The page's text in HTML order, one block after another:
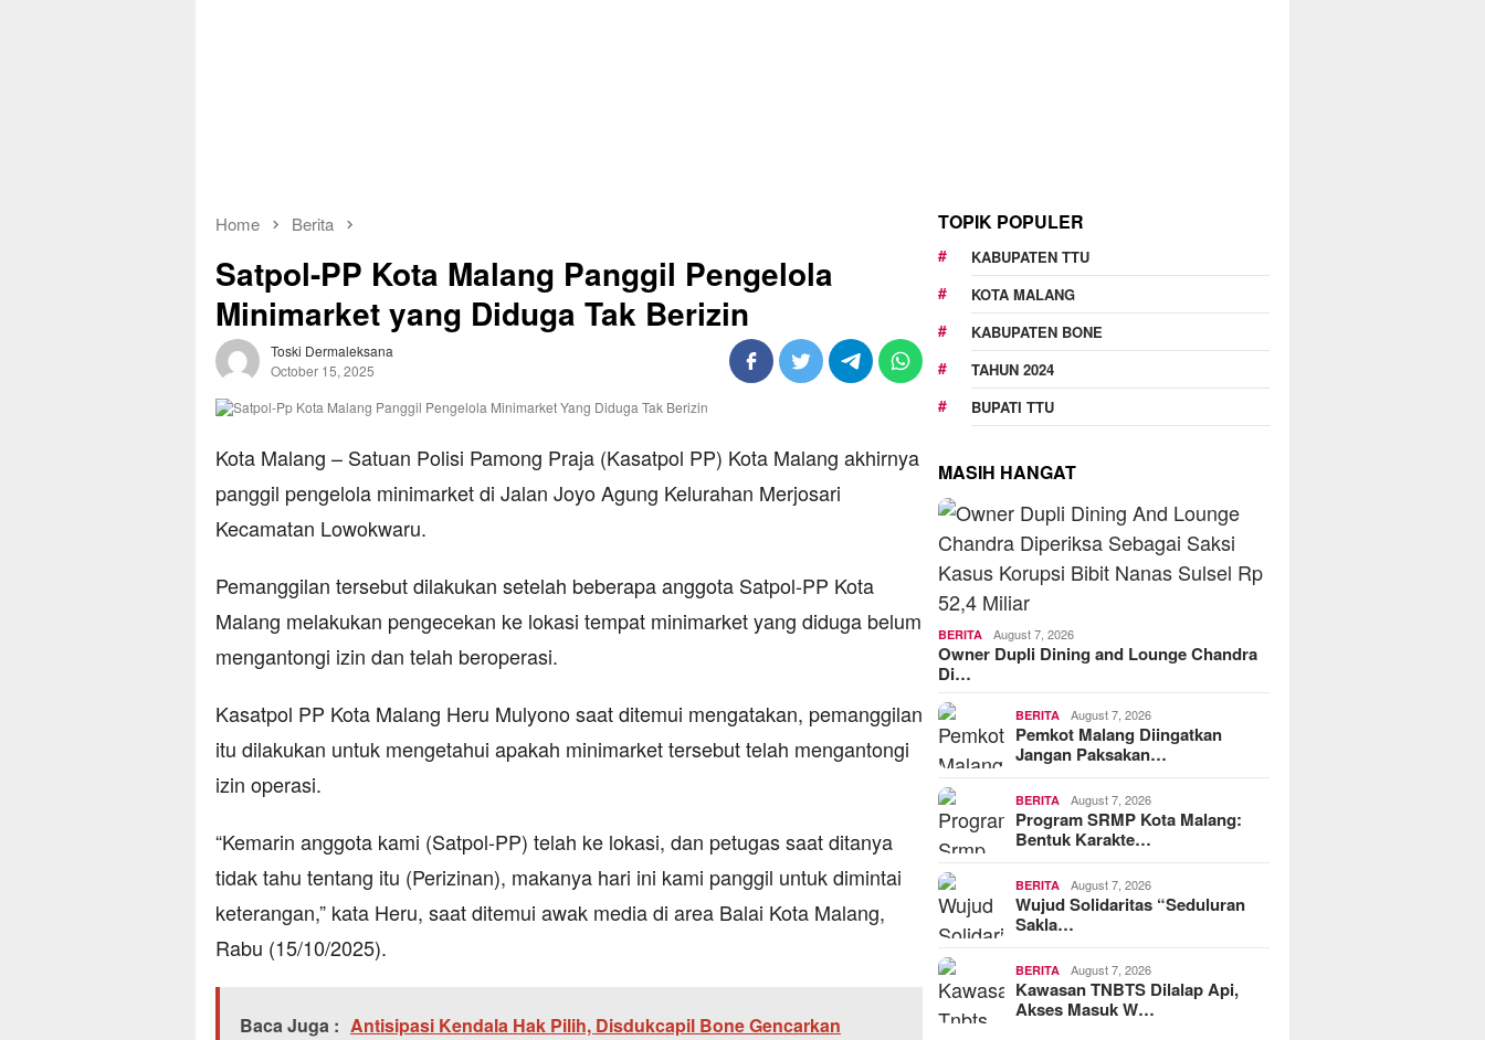
Home Berita
Satpol-PP Kota Malang Panggil Pengelola
Minimarket yang Diduga Tak Berizin
Toski Dermaleksana
October 15, 2025
Kota Malang – Satuan Polisi Pamong Praja (Kasatpol PP) Kota Malang akhirnya
panggil pengelola minimarket di Jalan Joyo Agung Kelurahan Merjosari
Kecamatan Lowokwaru.
Pemanggilan tersebut dilakukan setelah beberapa anggota Satpol-PP Kota
Malang melakukan pengecekan ke lokasi tempat minimarket yang diduga belum
mengantongi izin dan telah beroperasi.
Kasatpol PP Kota Malang Heru Mulyono saat ditemui mengatakan, pemanggilan
itu dilakukan untuk mengetahui apakah minimarket tersebut telah mengantongi
izin operasi.
“Kemarin anggota kami (Satpol-PP) telah ke lokasi, dan petugas saat ditanya
tidak tahu tentang itu (Perizinan), makanya hari ini kami panggil untuk dimintai
keterangan,” kata Heru, saat ditemui awak media di area Balai Kota Malang,
Rabu (15/10/2025).
Baca Juga : Antisipasi Kendala Hak Pilih, Disdukcapil Bone Gencarkan
TOPIK POPULER
KABUPATEN TTU
KOTA MALANG
KABUPATEN BONE
TAHUN 2024
BUPATI TTU
MASIH HANGAT
BERITA August 7, 2026
Owner Dupli Dining and Lounge Chandra
Di…
BERITA August 7, 2026
Pemkot Malang Diingatkan
Jangan Paksakan…
BERITA August 7, 2026
Program SRMP Kota Malang:
Bentuk Karakte…
BERITA August 7, 2026
Wujud Solidaritas “Seduluran
Sakla…
BERITA August 7, 2026
Kawasan TNBTS Dilalap Api,
Akses Masuk W…